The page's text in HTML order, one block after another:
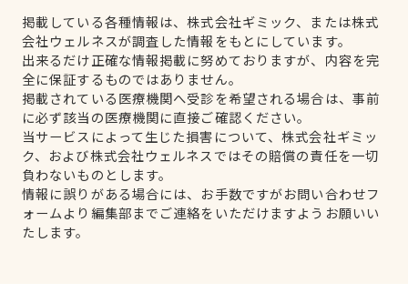
掲載している各種情報は、株式会社ギミック、または株式
会社ウェルネスが調査した情報をもとにしています。
出来るだけ正確な情報掲載に努めておりますが、内容を完
全に保証するものではありません。
掲載されている医療機関へ受診を希望される場合は、事前
に必ず該当の医療機関に直接ご確認ください。
当サービスによって生じた損害について、株式会社ギミッ
ク、および株式会社ウェルネスではその賠償の責任を一切
負わないものとします。
情報に誤りがある場合には、お手数ですがお問い合わせフ
ォームより編集部までご連絡をいただけますようお願いい
たします。